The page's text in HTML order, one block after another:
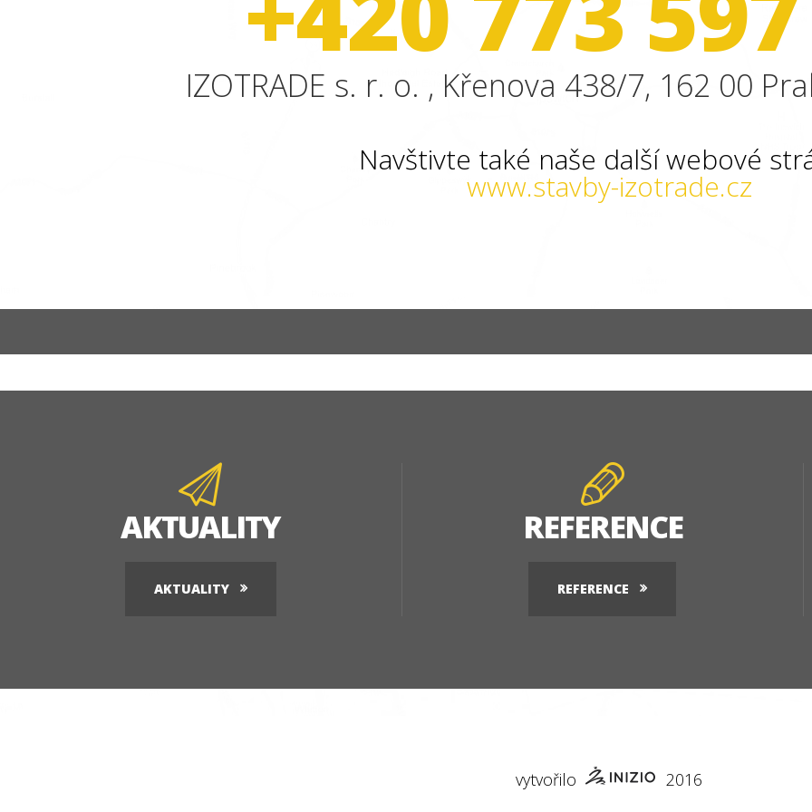
IZOTRADE s. r. o. , Křenova 438/7, 162 00
Navštivte také naše další webové
www.stavby-izotrade.cz
AKTUALITY
AKTUALITY
REFERENCE
REFERENCE
vytvořilo 2016